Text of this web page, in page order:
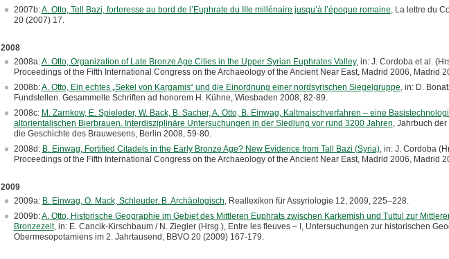
2007b:A. Otto, Tell Bazi, forteresse au bord de l’Euphrate du IIIe millénaire jusqu’à l’époque romaine, La lettre du
20 (2007) 17.
2008
2008a:A. Otto, Organization of Late Bronze Age Cities in the Upper Syrian Euphrates Valley, in: J. Cordoba et al.
Proceedings of the Fifth International Congress on the Archaeology of the Ancient Near East, Madrid 2006, Madrid
2008b:A. Otto, Ein echtes „Sekel von Kargamis“ und die Einordnung einer nordsyrischen Siegelgruppe, in: D.
Fundstellen. Gesammelte Schriften ad honorem H. Kühne, Wiesbaden 2008, 82-89.
2008c: M. Zarnkow, E. Spieleder, W. Back, B. Sacher, A. Otto, B. Einwag, Kaltmaischverfahren – eine
altorientalischen Bierbrauen. Interdisziplinäre Untersuchungen in der Siedlung vor rund 3200 Jahren, Jahrbuch
die Geschichte des Brauwesens, Berlin 2008, 59-80.
2008d: B. Einwag, Fortified Citadels in the Early Bronze Age? New Evidence from Tall Bazi (Syria), in: J. Cordoba
Proceedings of the Fifth International Congress on the Archaeology of the Ancient Near East, Madrid 2006, Madrid
2009
2009a: B. Einwag, O. Mack, Schleuder. B. Archäologisch, Reallexikon für Assyriologie 12, 2009, 225–228.
2009b:A. Otto, Historische Geographie im Gebiet des Mittleren Euphrats zwischen Karkemish und Tuttul zur
Bronzezeit, in: E. Cancik-Kirschbaum / N. Ziegler (Hrsg.), Entre les fleuves – I, Untersuchungen zur historischen
Obermesopotamiens im 2. Jahrtausend, BBVO 20 (2009) 167-179.